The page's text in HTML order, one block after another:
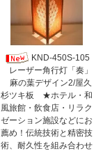
KND-450S-105
レーザー角行灯「奏」
麻の葉デザイン2/屋久
杉ツキ板 ★ホテル・和
風旅館・飲食店・リラク
ゼーション施設などにお
薦め！伝統技術と精密技
術、耐久性を組み合わせ